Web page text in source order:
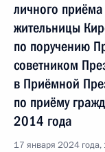
личного
жительницы
по поручению
советником
в Приёмной
по приёму
2014 года
17 января 2024 года,